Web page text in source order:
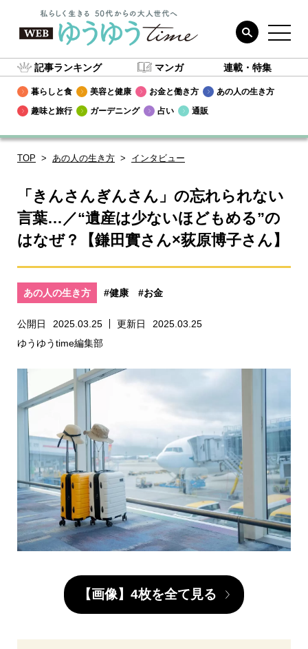
記事ランキング マンガ 連載・特集
暮らしと食 美容と健康 お金と働き方
あの人の生き方
趣味と旅行
ガーデニング 占い 通販
TOP あの人の生き方 インタビュー
「きんさんぎんさん」の忘れられない
言葉…／“遺産は少ないほどもめる”の
はなぜ？【鎌田實さん×荻原博子さん】
あの人の生き方 #健康 #お金
公開日 2025.03.25 更新日
2025.03.25
ゆうゆうtime編集部
【画像】4枚を全て見る